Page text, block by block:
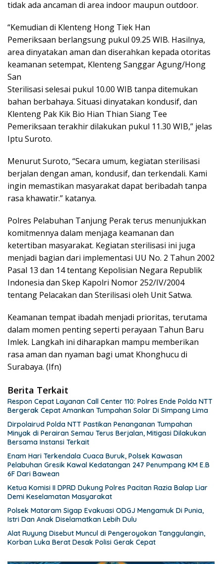
tidak ada ancaman di area indoor maupun outdoor.
“Kemudian di Klenteng Hong Tiek Han
Pemeriksaan berlangsung pukul 09.25 WIB. Hasilnya,
area dinyatakan aman dan diserahkan kepada otoritas
keamanan setempat, Klenteng Sanggar Agung/Hong
San
Sterilisasi selesai pukul 10.00 WIB tanpa ditemukan
bahan berbahaya. Situasi dinyatakan kondusif, dan
Klenteng Pak Kik Bio Hian Thian Siang Tee
Pemeriksaan terakhir dilakukan pukul 11.30 WIB,” jelas
Iptu Suroto.
Menurut Suroto, “Secara umum, kegiatan sterilisasi
berjalan dengan aman, kondusif, dan terkendali. Kami
ingin memastikan masyarakat dapat beribadah tanpa
rasa khawatir.” katanya.
Polres Pelabuhan Tanjung Perak terus menunjukkan
komitmennya dalam menjaga keamanan dan
ketertiban masyarakat. Kegiatan sterilisasi ini juga
menjadi bagian dari implementasi UU No. 2 Tahun 2002
Pasal 13 dan 14 tentang Kepolisian Negara Republik
Indonesia dan Skep Kapolri Nomor 252/IV/2004
tentang Pelacakan dan Sterilisasi oleh Unit Satwa.
Keamanan tempat ibadah menjadi prioritas, terutama
dalam momen penting seperti perayaan Tahun Baru
Imlek. Langkah ini diharapkan mampu memberikan
rasa aman dan nyaman bagi umat Khonghucu di
Surabaya. (Ifn)
Berita Terkait
Respon Cepat Layanan Call Center 110: Polres Ende Polda NTT
Bergerak Cepat Amankan Tumpahan Solar Di Simpang Lima
Dirpolairud Polda NTT Pastikan Penanganan Tumpahan
Minyak di Perairan Semau Terus Berjalan, Mitigasi Dilakukan
Bersama Instansi Terkait
Enam Hari Terkendala Cuaca Buruk, Polsek Kawasan
Pelabuhan Gresik Kawal Kedatangan 247 Penumpang KM E.B
6F Dari Bawean
Ketua Komisi II DPRD Dukung Polres Pacitan Razia Balap Liar
Demi Keselamatan Masyarakat
Polsek Mataram Sigap Evakuasi ODGJ Mengamuk Di Punia,
Istri Dan Anak Diselamatkan Lebih Dulu
Alat Ruyung Disebut Muncul di Pengeroyokan Tanggulangin,
Korban Luka Berat Desak Polisi Gerak Cepat